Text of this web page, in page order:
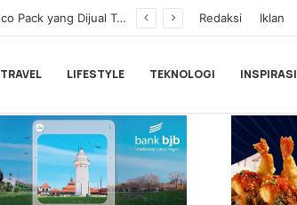
Wamenkeu Juda Agung Optimis Ekonomi Tumbuh Kuat dan Fiskal Tetap Terjaga di Tengah Ketidakpastian Global Redaksi Iklan
TRAVEL LIFESTYLE TEKNOLOGI INSPIRASI